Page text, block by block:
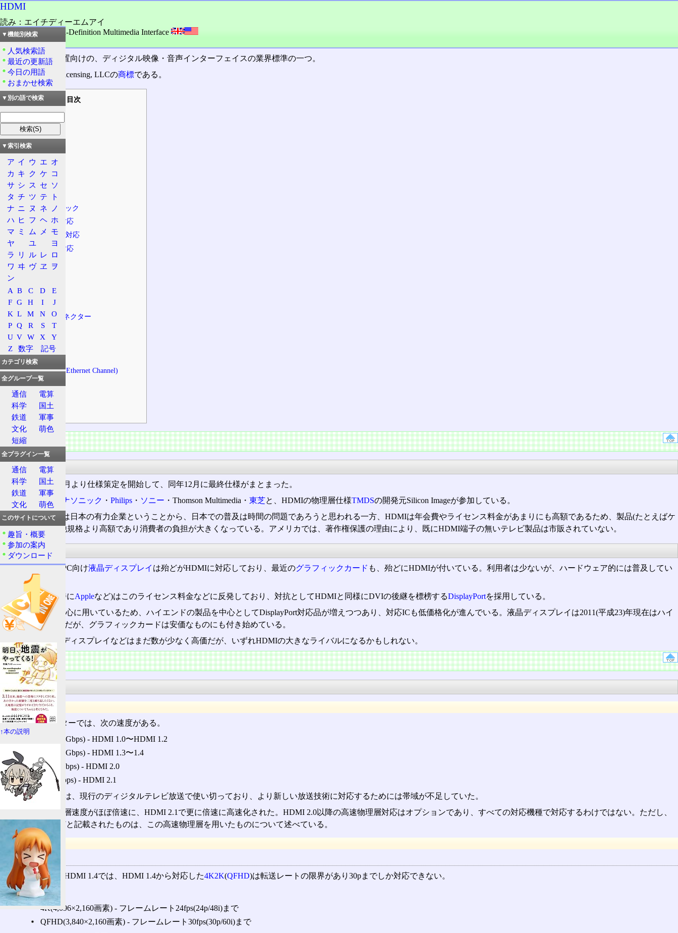
HDMI
読み：エイチディーエムアイ
外語：HDMI: High-Definition Multimedia Interface
品詞：名詞
テレビジョン装置向けの、ディジタル映像・音声インターフェイスの業界標準の一つ。
HDMIはHDMI Licensing, LLCの商標である。
目次
概要
由来
PC向け
特徴
性能限界
速度
2D映像
最大スペック
4Kへの対応
4:2:0への対応
8Kへの対応
3D映像
用途等
利点と欠点
ケーブルとコネクター
序論
コネクター
ケーブル
HEC(HDMI Ethernet Channel)
バージョン
ピンアサイン
概要
由来
2002(平成14)年4月より仕様策定を開始して、同年12月に最終仕様がまとまった。
日立製作所・ パナソニック ・Philips ・ ソニー ・Thomson Multimedia・東芝と、HDMIの物理層仕様TMDSの開発元Silicon Imageが参加している。
参加企業の多くは日本の有力企業ということから、日本での普及は時間の問題であろうと思われる一方、HDMIは年会費やライセンス料金があまりにも高額であるため、製品(たとえばケ
ーブル)の価格も他規格より高額であり消費者の負担が大きくなっている。アメリカでは、著作権保護の理由により、既にHDMI端子の無いテレビ製品は市販されていない。
PC向け
ミドルクラスのPC向け液晶ディスプレイ は殆どがHDMIに対応しており、最近のグラフィックカード も、殆どにHDMIが付いている。利用者は少ないが、ハードウェア的には普及してい
ただ、PC業界(特にAppleなど)はこのライセンス料金などに反発しており、対抗としてHDMIと同様にDVIの後継を標榜するDisplayPortを採用している。
Appleが非常に熱心に用いているため、ハイエンドの製品を中心としてDisplayPort対応品が増えつつあり、対応ICも低価格化が進んでいる。液晶ディスプレイは2011(平成23)年現在はハイ
エンドの製品のみだが、グラフィックカードは安価なものにも付き始めている。
ケーブルや対応ディスプレイなどはまだ数が少なく高価だが、いずれHDMIの大きなライバルになるかもしれない。
特徴
性能限界
速度
標準のAコネクターでは、次の速度がある。
165MHz(4.95Gbps) ‐ HDMI 1.0〜HDMI 1.2
340MHz(10.2Gbps) ‐ HDMI 1.3〜1.4
600MHz(18Gbps) ‐ HDMI 2.0
1.2GHz(48Gbps) ‐ HDMI 2.1
HDMI 1.xの速度は、現行のディジタルテレビ放送で使い切っており、より新しい放送技術に対応するためには帯域が不足していた。
HDMI 2.0で物理層速度がほぼ倍速に、HDMI 2.1で更に倍速に高速化された。HDMI 2.0以降の高速物理層対応はオプションであり、すべての対応機種で対応するわけではない。ただし、
以下HDMI 2.0などと記載されたものは、この高速物理層を用いたものについて述べている。
2D映像
最大スペック
2D映像の場合、HDMI 1.4では、HDMI 1.4から対応した4K2K(QFHD)は転送レートの限界があり30pまでしか対応できない。
HDMI 1.4
4K(4,096×2,160画素) ‐ フレームレート24fps(24p/48i)まで
QFHD(3,840×2,160画素) ‐ フレームレート30fps(30p/60i)まで
▼機能別検索
人気検索語
最近の更新語
今日の用語
おまかせ検索
▼別の語で検索
▼索引検索
ア イ ウ エ オ
カ キ ク ケ コ
サ シ ス セ ソ
タ チ ツ テ
ト
ナ ニ ヌ ネ
ノ
ハ ヒ フ ヘ ホ
マ ミ ム メ
モ
ヤ
ユ
ヨ
ラ
リ ル レ ロ
ワ ヰ ヴ ヱ
ヲ
ン
A B C D
E
F G H I
J
K L M N
O
P Q R S
T
U V W X
Y
Z
数字 記号
カテゴリ検索
全グループ一覧
通信
電算
科学
国土
鉄道
軍事
文化
萌色
短縮
全プラグイン一覧
通信
電算
科学
国土
鉄道
軍事
文化
萌色
このサイトについて
趣旨・概要
参加の案内
ダウンロード
↑本の説明